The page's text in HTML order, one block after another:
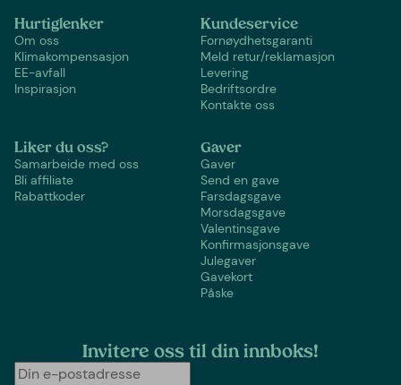
Hurtiglenker
Om oss
Klimakompensasjon
EE-avfall
Inspirasjon
Kundeservice
Fornøydhetsgaranti
Meld retur/reklamasjon
Levering
Bedriftsordre
Kontakte oss
Liker du oss?
Samarbeide med oss
Bli affiliate
Rabattkoder
Gaver
Gaver
Send en gave
Farsdagsgave
Morsdagsgave
Valentinsgave
Konfirmasjonsgave
Julegaver
Gavekort
Påske
Invitere oss til din innboks!